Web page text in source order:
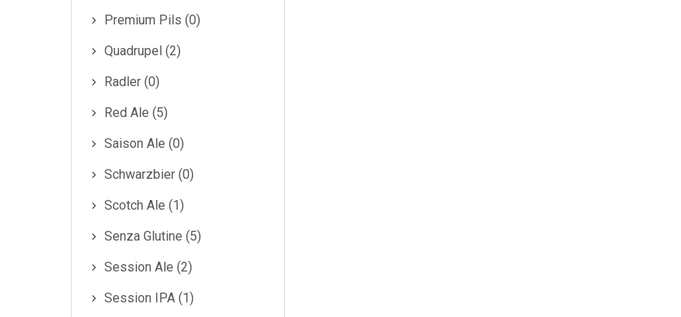
Premium Pils (0)
Quadrupel (2)
Radler (0)
Red Ale (5)
Saison Ale (0)
Schwarzbier (0)
Scotch Ale (1)
Senza Glutine (5)
Session Ale (2)
Session IPA (1)